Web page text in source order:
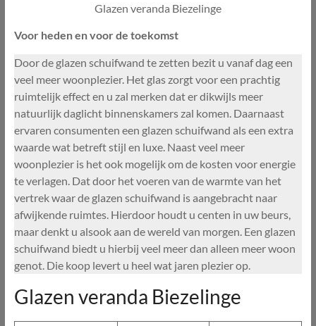
Glazen veranda Biezelinge
Voor heden en voor de toekomst
Door de glazen schuifwand te zetten bezit u vanaf dag een
veel meer woonplezier. Het glas zorgt voor een prachtig
ruimtelijk effect en u zal merken dat er dikwijls meer
natuurlijk daglicht binnenskamers zal komen. Daarnaast
ervaren consumenten een glazen schuifwand als een extra
waarde wat betreft stijl en luxe. Naast veel meer
woonplezier is het ook mogelijk om de kosten voor energie
te verlagen. Dat door het voeren van de warmte van het
vertrek waar de glazen schuifwand is aangebracht naar
afwijkende ruimtes. Hierdoor houdt u centen in uw beurs,
maar denkt u alsook aan de wereld van morgen. Een glazen
schuifwand biedt u hierbij veel meer dan alleen meer woon
genot. Die koop levert u heel wat jaren plezier op.
Glazen veranda Biezelinge